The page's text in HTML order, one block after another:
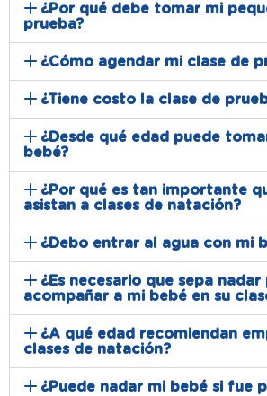
¿Por qué debe tomar mi
prueba?
¿Cómo agendar mi clase de
¿Tiene costo la clase de
¿Desde qué edad puede
bebé?
¿Por qué es tan importante
asistan a clases de natación?
¿Debo entrar al agua con mi
¿Es necesario que sepa nadar
acompañar a mi bebé en su
¿A qué edad recomiendan
clases de natación?
¿Puede nadar mi bebé si fue